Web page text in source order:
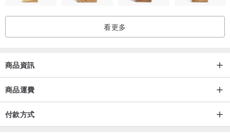
看更多
商品資訊
商品運費
付款方式